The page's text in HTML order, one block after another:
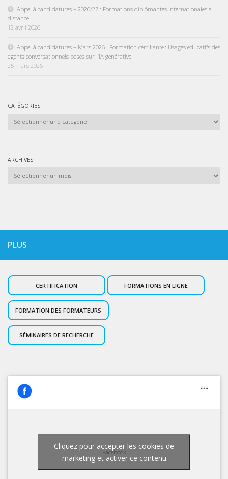
Appel à candidatures – 2026/27 : Formations diplômantes internationales à
distance
12 avril 2026
Appel à candidatures – Mars 2026 : Formation certifiante : Usages éducatifs des
agents conversationnels basés sur l’IA générative
25 mars 2026
CATÉGORIES
ARCHIVES
PLUS
CERTIFICATION FORMATIONS EN LIGNE
FORMATION DES FORMATEURS
SÉMINAIRES DE RECHERCHE
Facebook
Cliquez pour accepter les cookies de
marketing et activer ce contenu